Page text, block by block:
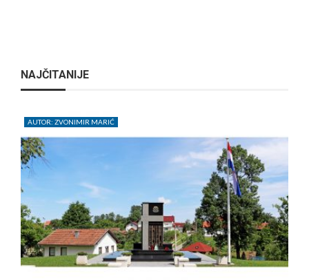
NAJČITANIJE
AUTOR: ZVONIMIR MARIĆ